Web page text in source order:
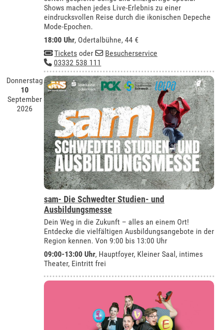
Shows machen jedes Live-Erlebnis zu einer
eindrucksvollen Reise durch die ikonischen Depeche
Mode-Epochen.
18:00 Uhr, Odertalbühne, 44 €
Tickets oder
Besucherservice
03332 538 111
Donnerstag
10
September
2026
sam- Die Schwedter Studien- und
Ausbildungsmesse
Dein Weg in die Zukunft – alles an einem Ort!
Entdecke die vielfältigen Ausbildungsangebote in der
Region kennen. Von 9:00 bis 13:00 Uhr
09:00-13:00 Uhr, Hauptfoyer, Kleiner Saal, intimes
Theater, Eintritt frei